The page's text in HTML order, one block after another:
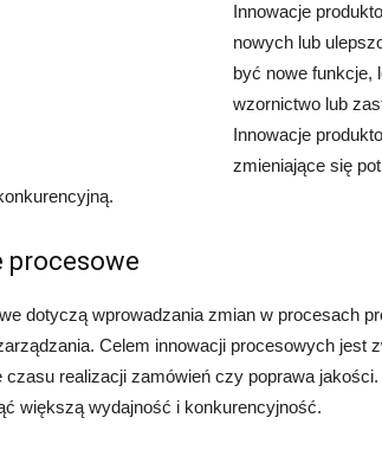
Innowacje
nowych lub
być nowe funkcje,
wzornictwo lub
Innowacje
zmieniające się
procesowe
dotyczą wprowadzania zmian w procesach
Celem innowacji procesowych jest
czasu realizacji zamówień czy poprawa
większą wydajność i konkurencyjność.